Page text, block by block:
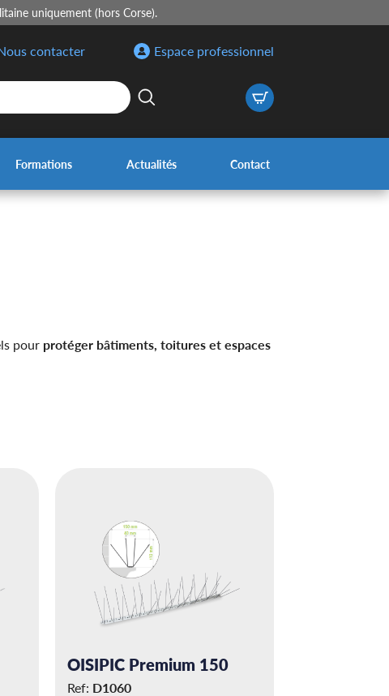
uniquement (hors Corse).
contacter
Espace professionnel
Formations Actualités Contact
pour protéger bâtiments, toitures et espaces
OISIPIC Premium 150
Ref: D1060